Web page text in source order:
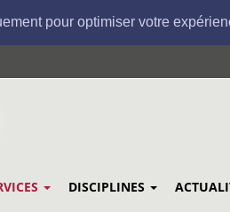
pour optimiser votre
DISCIPLINES